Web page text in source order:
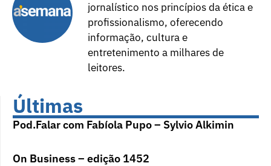
jornalístico nos princípios da ética e
profissionalismo, oferecendo
informação, cultura e
entretenimento a milhares de
leitores.
Últimas
Pod.Falar com Fabíola Pupo – Sylvio Alkimin
On Business – edição 1452